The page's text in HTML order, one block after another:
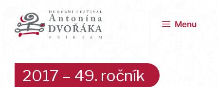
obsah
Menu
2017 – 49. ročník